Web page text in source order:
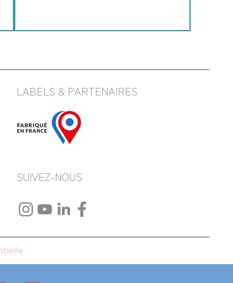
LABELS & PARTENAIRES
SUIVEZ-NOUS